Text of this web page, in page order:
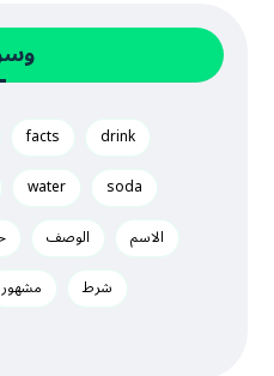
drink
facts
soda
water
الاسم
الوصف
شرط
مشهور